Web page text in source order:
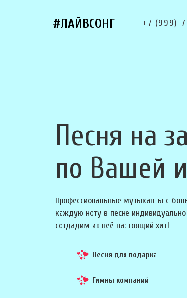
#ЛАЙВСОНГ +7 (999)
Песня на
по Вашей
Профессиональные музыканты с
каждую ноту в песне
создадим из неё настоящий хит!
Песня для подарка
Гимны компаний